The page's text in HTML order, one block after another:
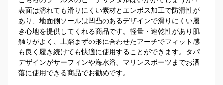
表面は濡れても滑りにくい素材とエンボス加工で防滑性が
あり、地面側ソールは凹凸のあるデザインで滑りにくい履
き心地を提供してくれる商品です。軽量・速乾性があり肌
触りがよく、土踏まずの形に合わせたアーチでフィット感
も良く履き続けても快適に使用することができます。タパ
デザインがサーフィンや海水浴、マリンスポーツまでお洒
落に使用できる商品でお勧めです。